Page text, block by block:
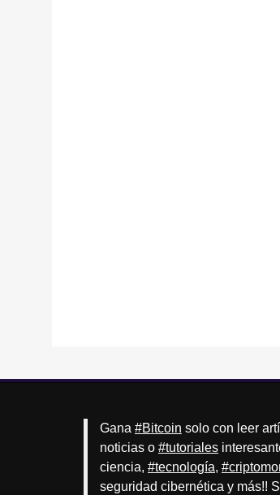
Gana #Bitcoin solo con leer
noticias o #tutoriales
ciencia, #tecnología,
seguridad cibernética y más!!